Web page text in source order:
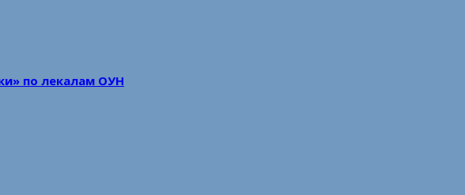
по лекалам ОУН